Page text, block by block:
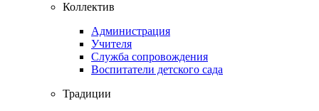
Коллектив
Администрация
Учителя
Служба сопровождения
Воспитатели детского сада
Традиции